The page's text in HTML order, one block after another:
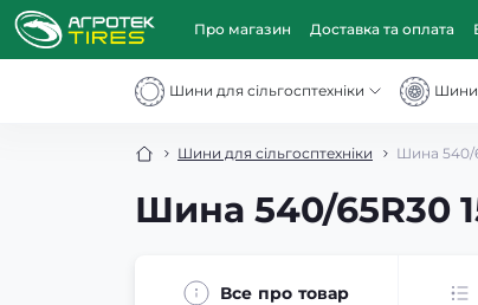
Про магазин Доставка та оплата
Шини для сільгосптехніки Шини
Шини для сільгосптехніки Шина 540/
Шина 540/65R30
Все про товар